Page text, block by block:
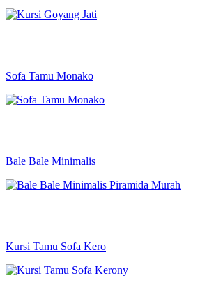
Sofa Tamu Monako
Bale Bale Minimalis
Kursi Tamu Sofa Kero